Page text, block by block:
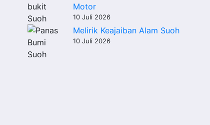
Motor
10 Juli 2026
Melirik Keajaiban Alam Suoh
10 Juli 2026